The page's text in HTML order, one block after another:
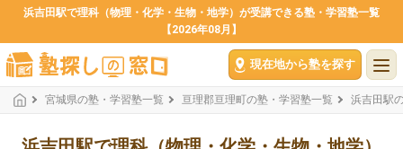
浜吉田駅で理科（物理・化学・生物・地学）が受講できる塾・学習塾一覧
【2026年08月】
現在地から塾を探す
宮城県の塾・学習塾一覧 亘理郡亘理町の塾・学習塾一覧 浜吉田駅